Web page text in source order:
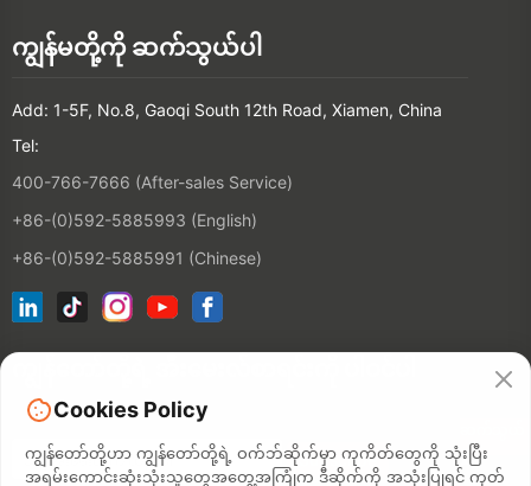
ကျွန်မတို့ကို ဆက်သွယ်ပါ
Add: 1-5F, No.8, Gaoqi South 12th Road, Xiamen, China
Tel:
400-766-7666 (After-sales Service)
+86-(0)592-5885993 (English)
+86-(0)592-5885991 (Chinese)
မှု
Cookies Policy
ကျွန်တော်တို့ဟာ ကျွန်တော်တို့ရဲ့ ဝက်ဘ်ဆိုက်မှာ ကုကိတ်တွေကို သုံးပြီး
အရမ်းကောင်းဆုံးသုံးသူတွေအတွေ့အကြုံက ဒီဆိုက်ကို အသုံးပြုရင် ကုတ်